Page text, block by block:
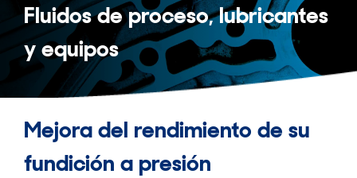
Fluidos de proceso, lubricantes
y equipos
Mejora del rendimiento de su
fundición a presión